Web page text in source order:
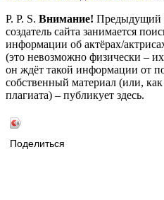
P. P. S. Внимание! Предыдущий
создатель сайта занимается
информации об актёрах/
(это невозможно физически –
он ждёт такой информации от
собственный материал (или,
плагиата) – публикует здесь.
Поделиться